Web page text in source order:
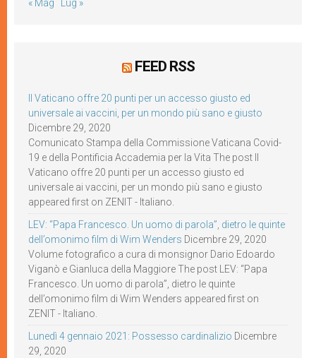
« Mag Lug »
FEED RSS
Il Vaticano offre 20 punti per un accesso giusto ed
universale ai vaccini, per un mondo più sano e giusto
Dicembre 29, 2020
Comunicato Stampa della Commissione Vaticana Covid-
19 e della Pontificia Accademia per la Vita The post Il
Vaticano offre 20 punti per un accesso giusto ed
universale ai vaccini, per un mondo più sano e giusto
appeared first on ZENIT - Italiano.
LEV: “Papa Francesco. Un uomo di parola”, dietro le quinte
dell’omonimo film di Wim Wenders Dicembre 29, 2020
Volume fotografico a cura di monsignor Dario Edoardo
Viganò e Gianluca della Maggiore The post LEV: “Papa
Francesco. Un uomo di parola”, dietro le quinte
dell’omonimo film di Wim Wenders appeared first on
ZENIT - Italiano.
Lunedì 4 gennaio 2021: Possesso cardinalizio Dicembre
29, 2020